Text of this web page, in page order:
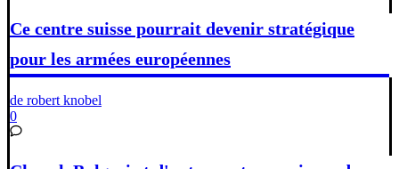
Ce centre suisse pourrait devenir stratégique
pour les armées européennes
de robert knobel
0